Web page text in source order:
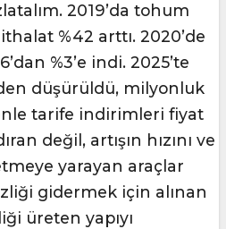
2019’da tohum
%42 arttı. 2020’de
%3’e indi. 2025’te
düşürüldü, milyonluk
tarife indirimleri fiyat
değil, artışın hızını ve
yarayan araçlar
gidermek için alınan
üreten yapıyı